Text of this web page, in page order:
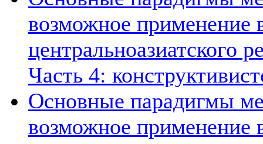
возможное применение
центральноазиатского
Часть 4:
Основные парадигмы
возможное применение